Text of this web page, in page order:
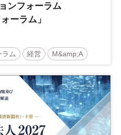
ンフォーラム
ーラム」
ム 経営 M&amp;A
ーラム 参加無料